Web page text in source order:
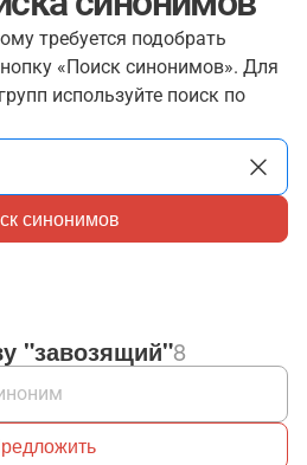
требуется подобрать
«Поиск синонимов». Для
используйте поиск по
синонимов
"завозящий"8